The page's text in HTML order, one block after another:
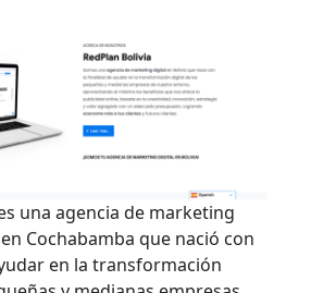
una agencia de marketing
Cochabamba que nació con
en la transformación